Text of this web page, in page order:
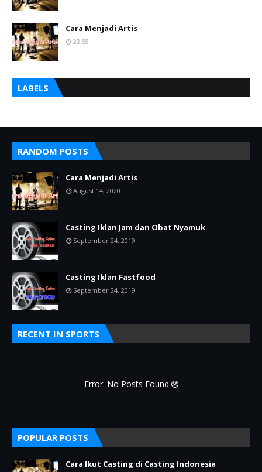
Cara Menjadi Artis
23.58
LABELS
RANDOM POSTS
Cara Menjadi Artis
August 14, 2020
Casting Iklan Jam dan Obat Nyamuk
September 24, 2019
Casting Iklan Fastfood
September 24, 2019
RECENT IN SPORTS
Error: No Posts Found
POPULAR POSTS
Cara Ikut Casting di Casting Indonesia